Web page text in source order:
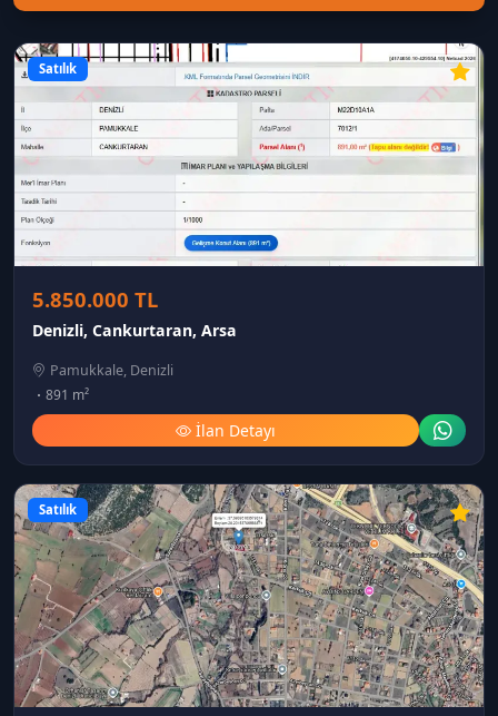
Satılık
5.850.000 TL
Denizli, Cankurtaran, Arsa
Pamukkale, Denizli
891 m²
İlan Detayı
Satılık